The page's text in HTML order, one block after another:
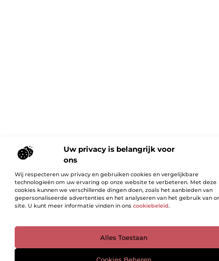
Uw privacy is belangrijk voor
ons
Wij respecteren uw privacy en gebruiken cookies en vergelijkbare
technologieën om uw ervaring op onze website te verbeteren. Met deze
cookies kunnen we verschillende dingen doen, zoals het aanbieden van
gepersonaliseerde advertenties en het analyseren van het gebruik van
site. U kunt meer informatie vinden in ons cookiebeleid.
Alles Toestaan
Cookies Beheren